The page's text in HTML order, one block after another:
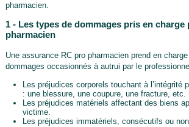
pharmacien.
1 - Les types de dommages pris en charge
pharmacien
Une assurance RC pro pharmacien prend en
dommages occasionnés à autrui par le
Les préjudices corporels touchant à l’intégrité
: une blessure, une coupure, une fracture, etc.
Les préjudices matériels affectant des biens
victime.
Les préjudices immatériels, consécutifs ou